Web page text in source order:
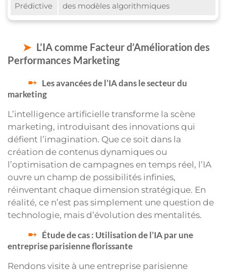
Prédictive
des modèles algorithmiques
L’IA comme Facteur d’Amélioration des
Performances Marketing
Les avancées de l’IA dans le secteur du
marketing
L’intelligence artificielle transforme la scène
marketing, introduisant des innovations qui
défient l’imagination. Que ce soit dans la
création de contenus dynamiques ou
l’optimisation de campagnes en temps réel, l’IA
ouvre un champ de possibilités infinies,
réinventant chaque dimension stratégique. En
réalité, ce n’est pas simplement une question de
technologie, mais d’évolution des mentalités.
Étude de cas : Utilisation de l’IA par une
entreprise parisienne florissante
Rendons visite à une entreprise parisienne